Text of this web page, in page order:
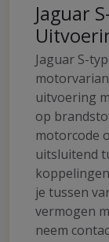
Jaguar
Jaguar S-
uitvoering
op
motorcode
uitsluitend
je tussen
vermogen
neem